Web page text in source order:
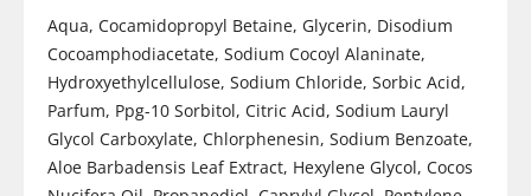
Aqua, Cocamidopropyl Betaine, Glycerin, Disodium
Cocoamphodiacetate, Sodium Cocoyl Alaninate,
Hydroxyethylcellulose, Sodium Chloride, Sorbic Acid,
Parfum, Ppg-10 Sorbitol, Citric Acid, Sodium Lauryl
Glycol Carboxylate, Chlorphenesin, Sodium Benzoate,
Aloe Barbadensis Leaf Extract, Hexylene Glycol, Cocos